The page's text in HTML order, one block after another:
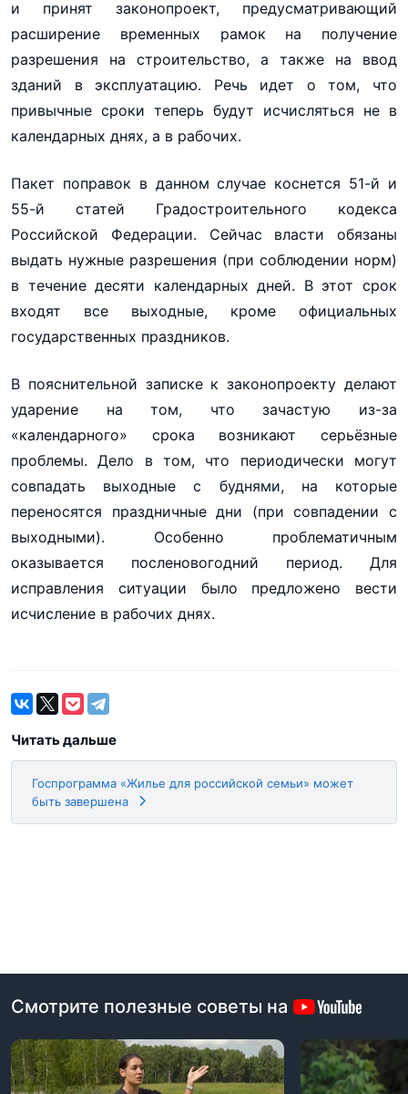
и принят законопроект, предусматривающий
расширение временных рамок на получение
разрешения на строительство, а также на ввод
зданий в эксплуатацию. Речь идет о том, что
привычные сроки теперь будут исчисляться не в
календарных днях, а в рабочих.
Пакет поправок в данном случае коснется 51-й и
55-й статей Градостроительного кодекса
Российской Федерации. Сейчас власти обязаны
выдать нужные разрешения (при соблюдении норм)
в течение десяти календарных дней. В этот срок
входят все выходные, кроме официальных
государственных праздников.
В пояснительной записке к законопроекту делают
ударение на том, что зачастую из-за
«календарного» срока возникают серьёзные
проблемы. Дело в том, что периодически могут
совпадать выходные с буднями, на которые
переносятся праздничные дни (при совпадении с
выходными). Особенно проблематичным
оказывается посленовогодний период. Для
исправления ситуации было предложено вести
исчисление в рабочих днях.
Читать дальше
Госпрограмма «Жилье для российской семьи» может
быть завершена
Смотрите полезные советы на